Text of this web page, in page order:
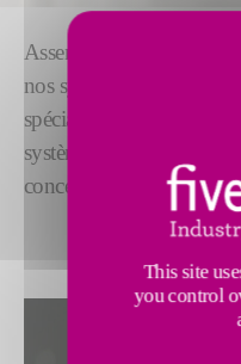
Assemblez sans soudure
nos systèmes de
spécialement pour les
systèmes avancés sont
conception et
This site
you control